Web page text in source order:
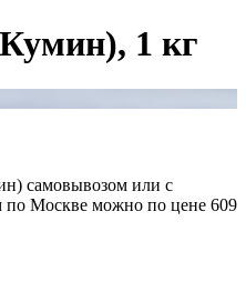
1 кг
самовывозом или с
по Москве можно по цене 609